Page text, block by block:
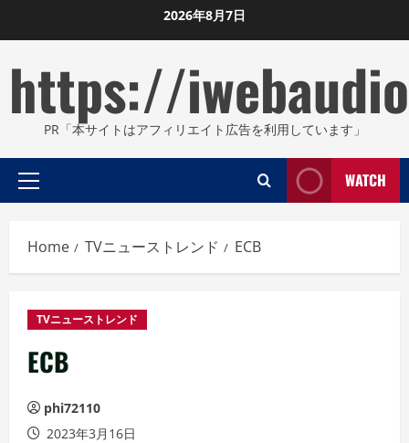
to
2026年8月7日
https://
PR「本サイトはアフィリエイト広告を利用しています」
Primary
WATCH
Home TVニューストレンド ECB
TVニューストレンド
ECB
phi72110
2023年3月16日